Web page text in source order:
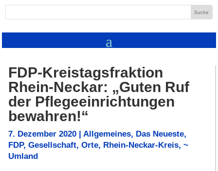
FDP-Kreistagsfraktion
Rhein-Neckar: „Guten Ruf
der Pflegeeinrichtungen
bewahren!“
7. Dezember 2020 | Allgemeines, Das Neueste,
FDP, Gesellschaft, Orte, Rhein-Neckar-Kreis, ~
Umland